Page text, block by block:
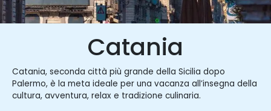
Catania
Catania, seconda città più grande della Sicilia dopo
Palermo, è la meta ideale per una vacanza all’insegna della
cultura, avventura, relax e tradizione culinaria.